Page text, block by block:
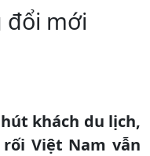
đổi mới
khách du lịch,
Việt Nam vẫn